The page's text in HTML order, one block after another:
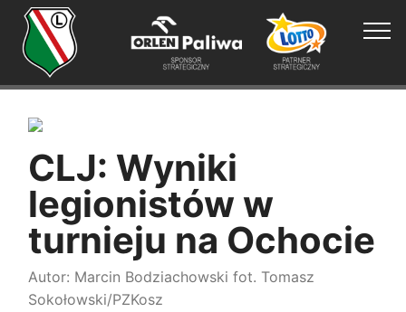
CLJ: Wyniki
legionistów w
turnieju na Ochocie
Autor: Marcin Bodziachowski fot. Tomasz
Sokołowski/PZKosz